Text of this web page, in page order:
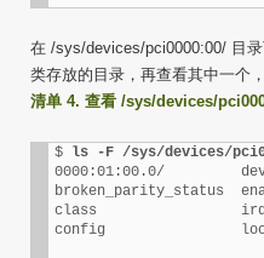
在 /sys/devices/pci0000:00/ 目
类存放的目录，再查看其中一个，
清单 4. 查看 /sys/devices/
$ ls -F /sys/devices/
0000:01:00.0/
broken_parity_status
class                 irq
config